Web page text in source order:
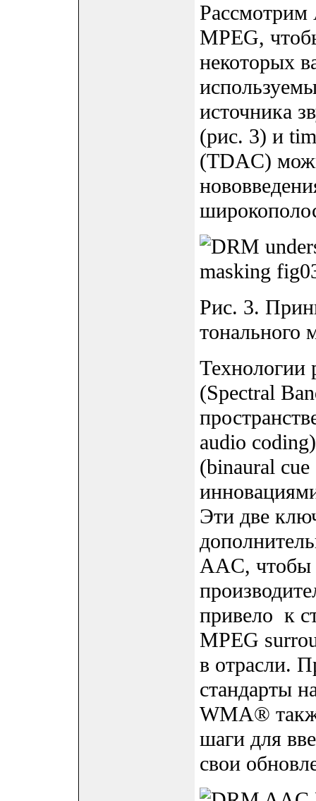
Рассмотрим
MPEG,
некоторых
источника
(рис. 3) и
(TDAC)
Рис. 3.
тонального
Технологии
(Spectral
audio
(binaural
Эти две
AAC, чтобы
привело к
MPEG
в отрасли.
стандарты
WMA®
шаги для
свои